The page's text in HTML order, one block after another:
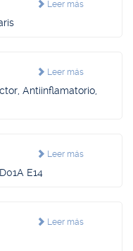
Leer más
Leer más
Antiinflamatorio,
Leer más
E14
Leer más